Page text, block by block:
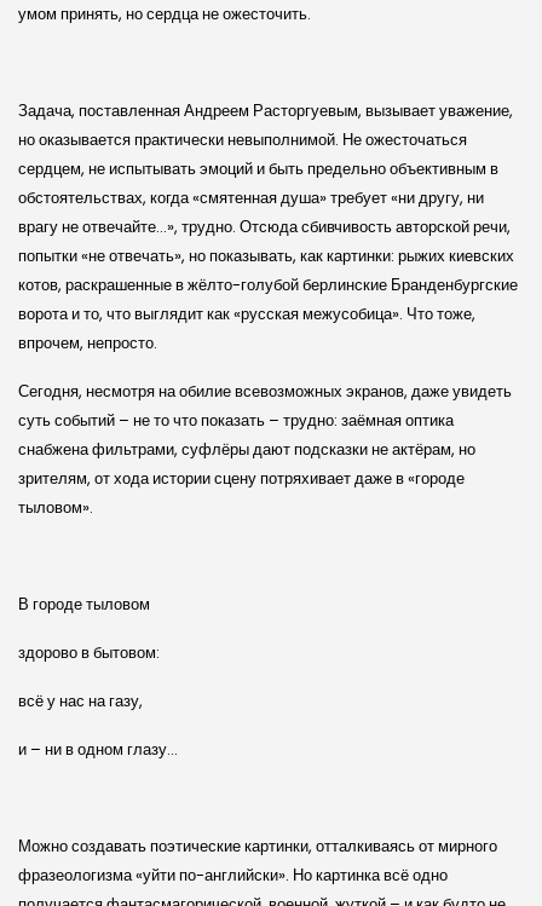
умом принять, но сердца не ожесточить.
Задача, поставленная Андреем Расторгуевым, вызывает уважение,
но оказывается практически невыполнимой. Не ожесточаться
сердцем, не испытывать эмоций и быть предельно объективным в
обстоятельствах, когда «смятенная душа» требует «ни другу, ни
врагу не отвечайте…», трудно. Отсюда сбивчивость авторской речи,
попытки «не отвечать», но показывать, как картинки: рыжих киевских
котов, раскрашенные в жёлто-голубой берлинские Бранденбургские
ворота и то, что выглядит как «русская межусобица». Что тоже,
впрочем, непросто.
Сегодня, несмотря на обилие всевозможных экранов, даже увидеть
суть событий – не то что показать – трудно: заёмная оптика
снабжена фильтрами, суфлёры дают подсказки не актёрам, но
зрителям, от хода истории сцену потряхивает даже в «городе
тыловом».
В городе тыловом
здорово в бытовом:
всё у нас на газу,
и – ни в одном глазу…
Можно создавать поэтические картинки, отталкиваясь от мирного
фразеологизма «уйти по-английски». Но картинка всё одно